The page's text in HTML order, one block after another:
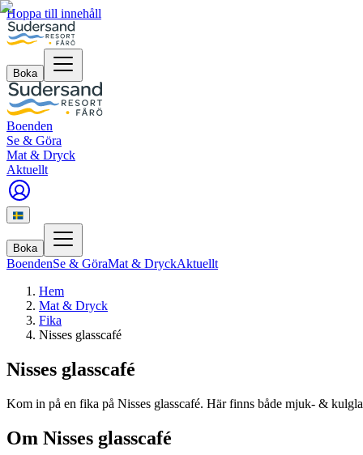
Hoppa till innehåll
Boka
Boenden
Se & Göra
Mat & Dryck
Aktuellt
Boka
BoendenSe & GöraMat & DryckAktuellt
Hem
Mat & Dryck
Fika
Nisses glasscafé
Nisses glasscafé
Kom in på en fika på Nisses glasscafé. Här finns både mjuk- &
Om Nisses glasscafé